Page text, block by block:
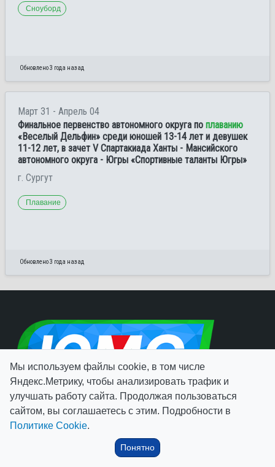
Сноуборд
Обновлено 3 года назад
Март 31 - Апрель 04
Финальное первенство автономного округа по плаванию
«Веселый Дельфин» среди юношей 13-14 лет и девушек
11-12 лет, в зачет V Спартакиада Ханты - Мансийского
автономного округа - Югры «Спортивные таланты Югры»
г. Сургут
Плавание
Обновлено 3 года назад
628011, Россия, Ханты-Мансийский автономный округ –
Югра,г. Ханты-Мансийск
Мы используем файлы cookie, в том числе
Яндекс.Метрику, чтобы анализировать трафик и
улучшать работу сайта. Продолжая пользоваться
сайтом, вы соглашаетесь с этим. Подробности в
Политике Cookie.
Понятно